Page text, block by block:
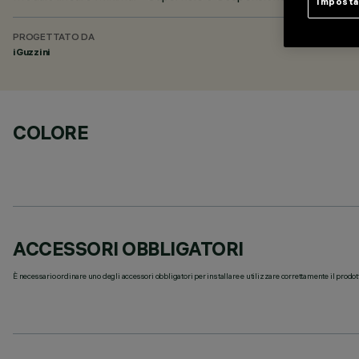
PROGETTATO DA
iGuzzini
COLORE
ACCESSORI OBBLIGATORI
È necessario ordinare uno degli accessori obbligatori per installare e utilizzare correttamente il